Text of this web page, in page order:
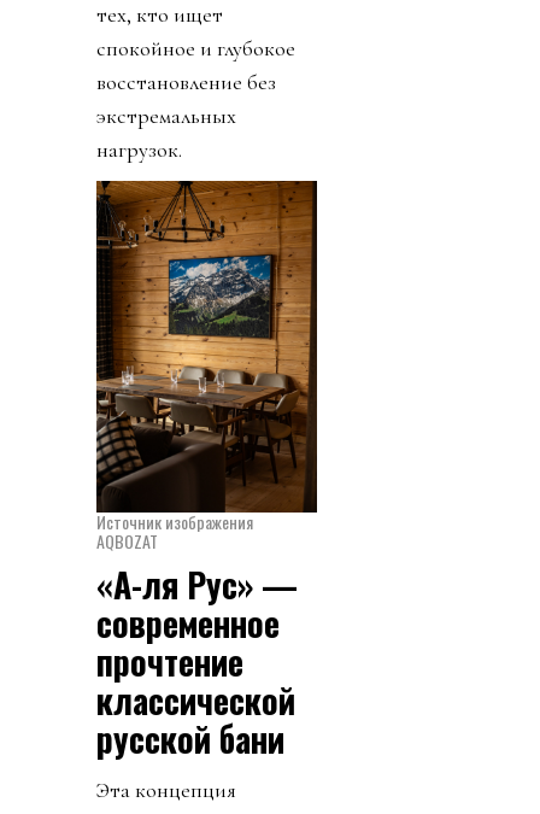
тех, кто ищет
спокойное и глубокое
восстановление без
экстремальных
нагрузок.
Источник изображения
AQBOZAT
«А-ля Рус» —
современное
прочтение
классической
русской бани
Эта концепция